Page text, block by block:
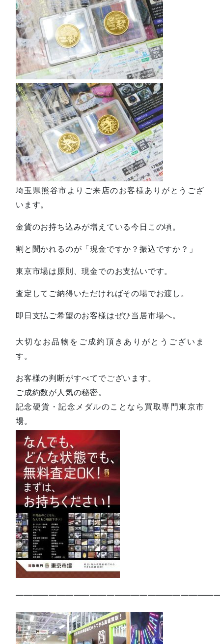
埼玉県熊谷市よりご来店のお客様ありがとうござ
います。
金貨のお持ち込みが増えている今日この頃。
割と聞かれるのが「現金ですか？振込ですか？」
東京市場は原則、現金でのお支払いです。
査定してご納得いただければその場でお渡し。
即日支払ご希望のお客様はぜひ当居市場へ。
大切なお品物をご成約頂きありがとうございま
す。
お客様の判断がすべてでございます。
ご成約数が人気の秘密。
記念硬貨・記念メダルのことなら買取専門東京市
場。